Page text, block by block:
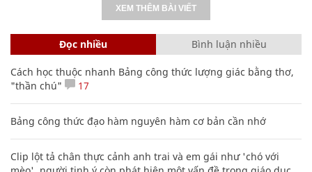
XEM THÊM BÀI VIẾT
Đọc nhiều Bình luận nhiều
Cách học thuộc nhanh Bảng công thức lượng giác bằng thơ,
"thần chú"
17
Bảng công thức đạo hàm nguyên hàm cơ bản cần nhớ
Clip lột tả chân thực cảnh anh trai và em gái như 'chó với